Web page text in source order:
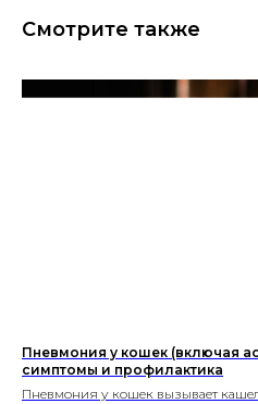
Смотрите также
Пневмония у кошек (включая
симптомы и профилактика
Пневмония у кошек вызывает